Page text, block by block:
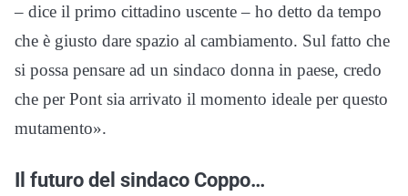
– dice il primo cittadino uscente – ho detto da tempo
che è giusto dare spazio al cambiamento. Sul fatto che
si possa pensare ad un sindaco donna in paese, credo
che per Pont sia arrivato il momento ideale per questo
mutamento».
Il futuro del sindaco Coppo…